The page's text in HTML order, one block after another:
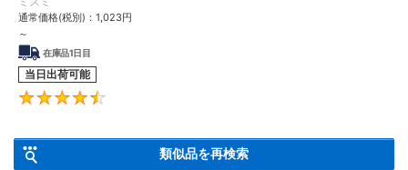
洗浄を行うことで、防錆を目的とした油分も一緒に除去されるた
め、未洗浄品に比べ錆びやすくなる場合があります。
適用場所や保管環境には十分ご注意くださいますようお願いいたし
ます。
通常価格(税別)： 1,023円
～
在庫品1日目
当日出荷可能
類似品を再検索